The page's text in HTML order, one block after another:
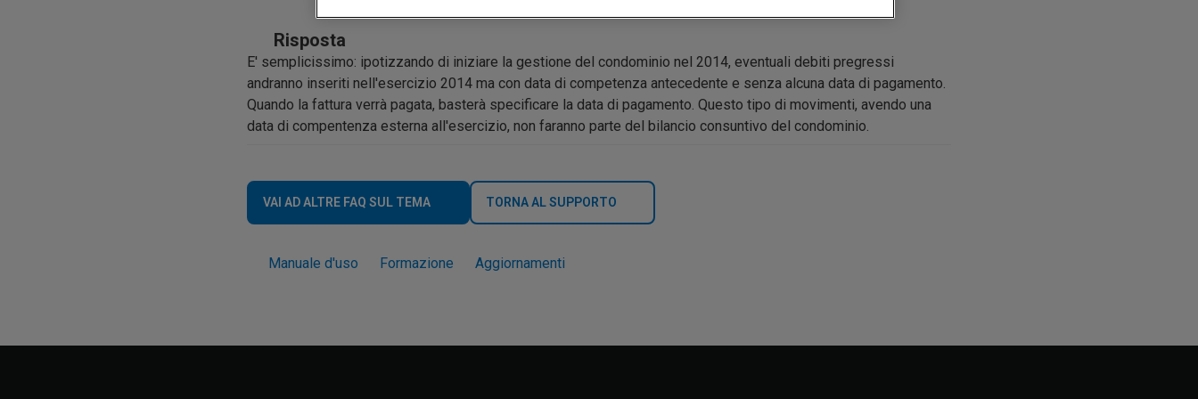
Risposta
E' semplicissimo: ipotizzando di iniziare la gestione del condominio nel 2014, eventuali debiti pregressi
andranno inseriti nell'esercizio 2014 ma con data di competenza antecedente e senza alcuna data di pagamento.
Quando la fattura verrà pagata, basterà specificare la data di pagamento. Questo tipo di movimenti, avendo una
data di compentenza esterna all'esercizio, non faranno parte del bilancio consuntivo del condominio.
VAI AD ALTRE FAQ SUL TEMA TORNA AL SUPPORTO
Manuale d'uso Formazione Aggiornamenti